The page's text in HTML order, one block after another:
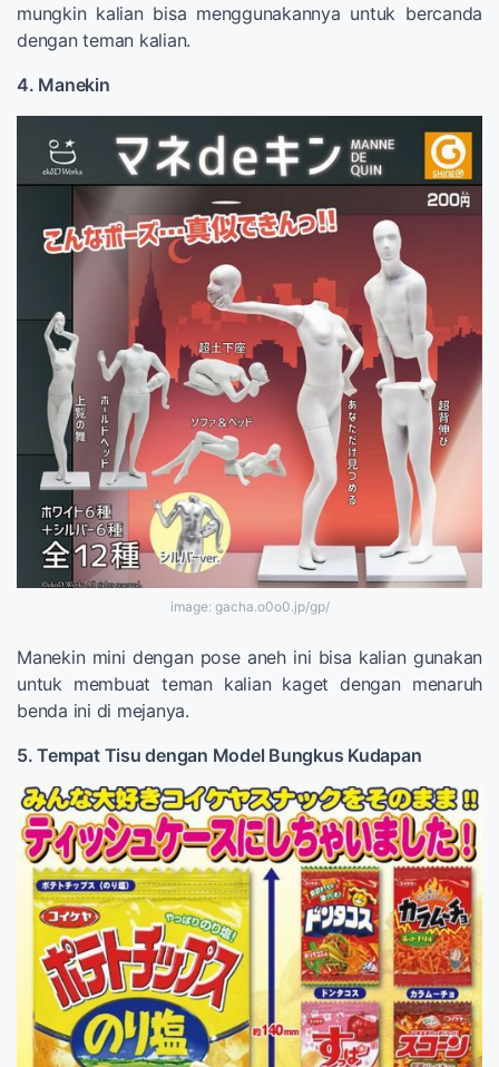
mungkin kalian bisa menggunakannya untuk bercanda
dengan teman kalian.
4. Manekin
image: gacha.o0o0.jp/gp/
Manekin mini dengan pose aneh ini bisa kalian gunakan
untuk membuat teman kalian kaget dengan menaruh
benda ini di mejanya.
5. Tempat Tisu dengan Model Bungkus Kudapan